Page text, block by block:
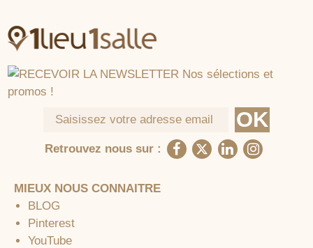
Retrouvez nous sur :
MIEUX NOUS CONNAITRE
BLOG
Pinterest
YouTube